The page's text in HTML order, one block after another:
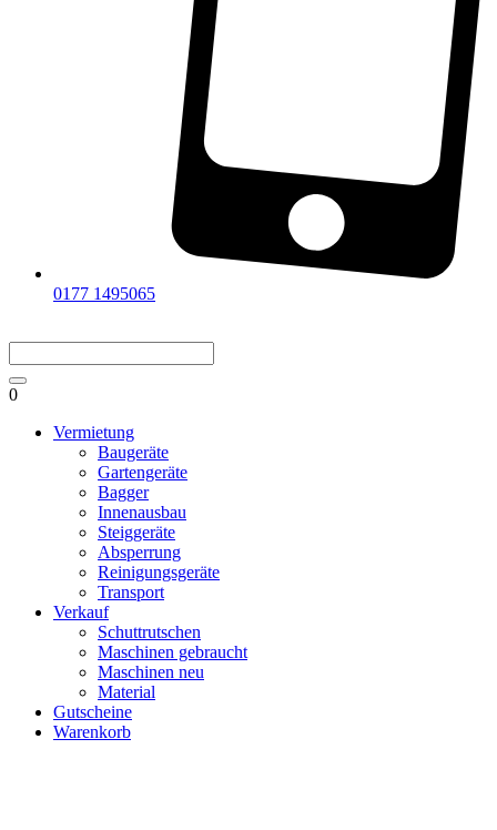
0177 1495065
0
Vermietung
Baugeräte
Gartengeräte
Bagger
Innenausbau
Steiggeräte
Absperrung
Reinigungsgeräte
Transport
Verkauf
Schuttrutschen
Maschinen gebraucht
Maschinen neu
Material
Gutscheine
Warenkorb